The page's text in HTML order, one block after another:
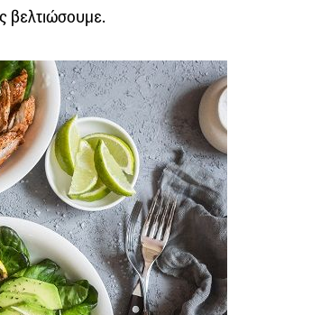
βελτιώσουμε.